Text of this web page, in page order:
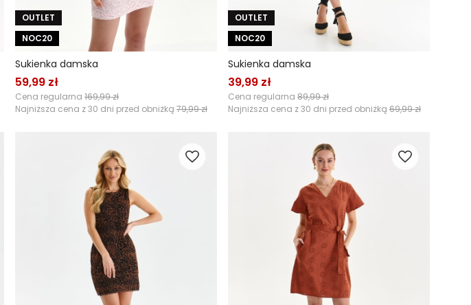
OUTLET
NOC20
Sukienka damska
59,99 zł
Cena regularna 169,99 zł
Najniższa cena z 30 dni przed obniżką 79,99 zł
OUTLET
NOC20
Sukienka damska
39,99 zł
Cena regularna 89,99 zł
Najniższa cena z 30 dni przed obniżką 69,99 zł